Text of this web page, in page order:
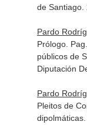
de Santiago.
Pardo
Prólogo.
públicos de
Diputación
Pardo
Pleitos de